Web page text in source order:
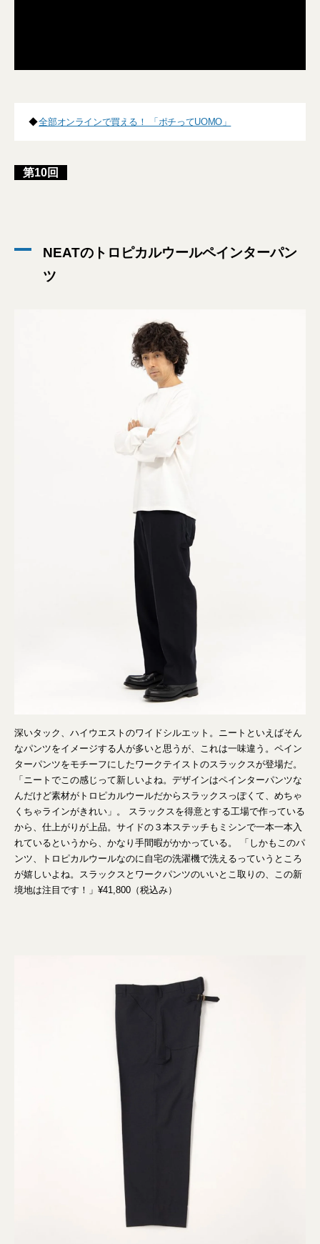
◆全部オンラインで買える！ 「ポチってUOMO」
第10回
NEATのトロピカルウールペインターパン
ツ
深いタック、ハイウエストのワイドシルエット。ニートといえばそん
なパンツをイメージする人が多いと思うが、これは一味違う。ペイン
ターパンツをモチーフにしたワークテイストのスラックスが登場だ。
「ニートでこの感じって新しいよね。デザインはペインターパンツな
んだけど素材がトロピカルウールだからスラックスっぽくて、めちゃ
くちゃラインがきれい」。 スラックスを得意とする工場で作っている
から、仕上がりが上品。サイドの３本ステッチもミシンで一本一本入
れているというから、かなり手間暇がかかっている。 「しかもこのパ
ンツ、トロピカルウールなのに自宅の洗濯機で洗えるっていうところ
が嬉しいよね。スラックスとワークパンツのいいとこ取りの、この新
境地は注目です！」¥41,800（税込み）